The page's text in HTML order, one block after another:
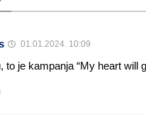
01.01.2024. 10:09
to je kampanja “My heart will